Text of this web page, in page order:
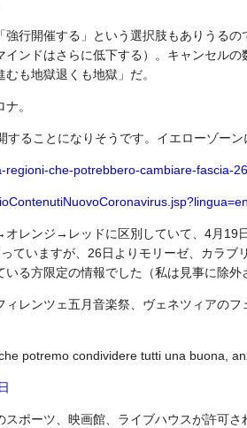
行開催する」という選択肢もありうる
ンドはさらに低下する）。キャンセル
も地獄退くも地獄」だ。
。
ることになりそうです。イエローゾーン
che-potrebbero-cambiare-fascia-
レンジ→レッドに区別していて、4月19
ていますが、26日よりモリーゼ、カラ
る方限定の情報でした（私は見事に除外
レンツェ五月音楽祭、ヴェネツィアの
potremo condividere tutti una buona,
スポーツ、映画館、ライブハウスが許可